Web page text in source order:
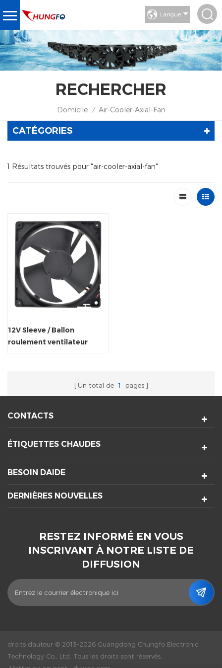
Langue
RECHERCHER
Domicile / Air-Cooler-Axial-Fan
CATÉGORIES
1 Résultats trouvés pour "air-cooler-axial-fan"
12V Sleeve / Ballon
roulement ventilateur
Un total de 1 pages
CONTACTS
ÉTIQUETTES CHAUDES
BESOIN DAIDE
DERNIÈRES NOUVELLES
RESTEZ INFORMÉ EN VOUS
INSCRIVANT À NOTRE LISTE DE
DIFFUSION
droits dauteur © 2013-2026 Guangdong Chungfo Electronic
Technology Co., Ltd. Tous les droits sont réservés.